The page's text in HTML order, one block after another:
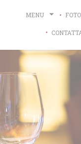
MENU FOTO